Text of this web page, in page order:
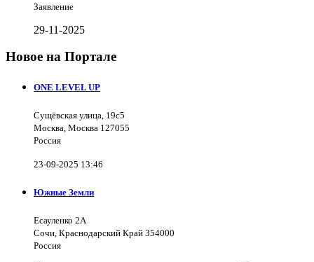
Заявление
29-11-2025
Новое на Портале
ONE LEVEL UP
Сущёвская улица, 19с5
Москва, Москва 127055
Россия
23-09-2025 13:46
Южные Земли
Есауленко 2А
Сочи, Краснодарский Край 354000
Россия